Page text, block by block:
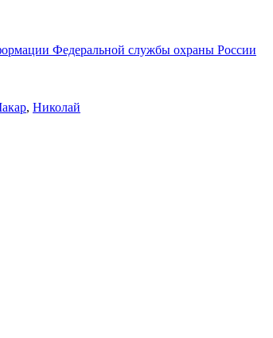
Федеральной службы охраны России
, Николай